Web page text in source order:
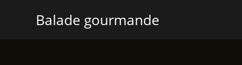
Balade gourmande